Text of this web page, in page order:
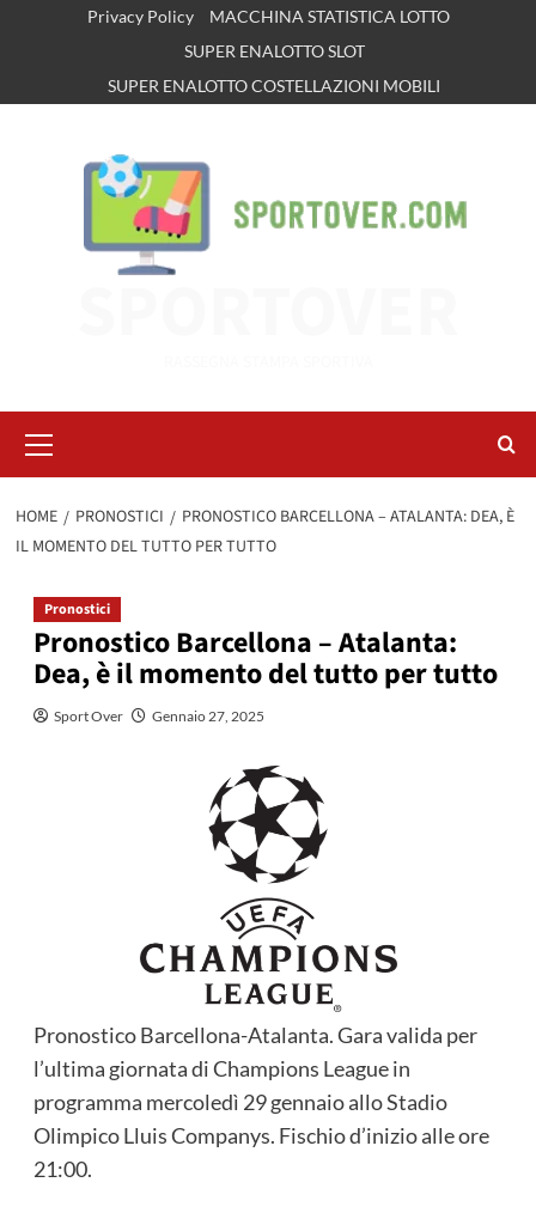
Privacy Policy
MACCHINA STATISTICA LOTTO
SUPER ENALOTTO SLOT
SUPER ENALOTTO COSTELLAZIONI MOBILI
principale
HOME PRONOSTICI
PRONOSTICO BARCELLONA – ATALANTA: DEA, È
IL MOMENTO DEL TUTTO PER TUTTO
Pronostici
Pronostico Barcellona – Atalanta:
Dea, è il momento del tutto per tutto
Sport Over Gennaio 27, 2025
Pronostico Barcellona-Atalanta. Gara valida per
l’ultima giornata di Champions League in
programma mercoledì 29 gennaio allo Stadio
Olimpico Lluis Companys. Fischio d’inizio alle ore
21:00.